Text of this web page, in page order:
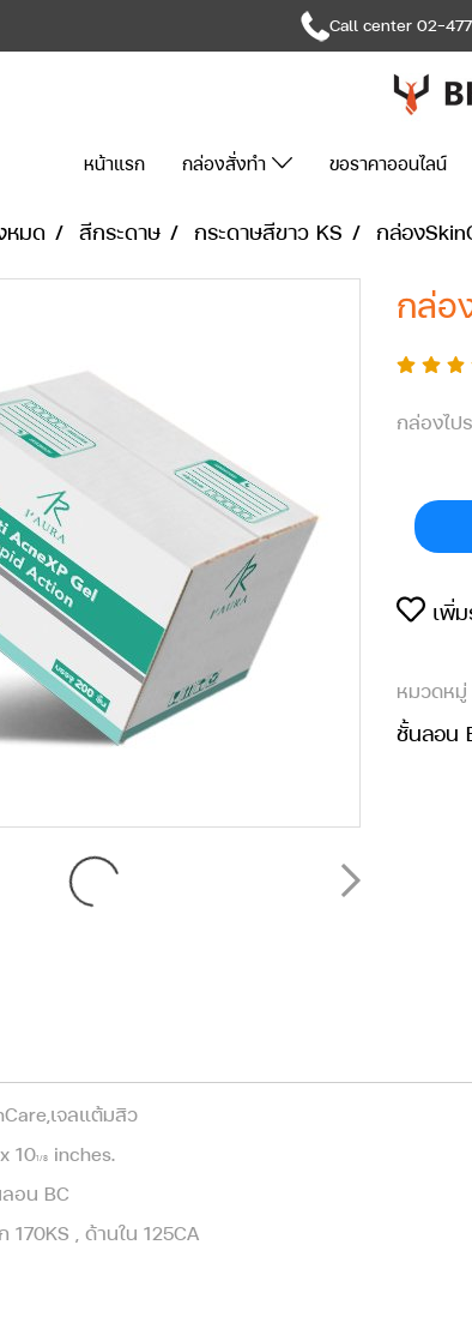
Call center 02-
หน้าแรก กล่องสั่งทำ ขอราคาออนไลน์
หมด สีกระดาษ กระดาษสีขาว KS กล่อง
กล่อ
กล่องไป
เพิ่
หมวดหมู่
ชั้นลอน
เจลแต้มสิว
x 101/8
inches.
อน BC
, ด้านใน 125CA